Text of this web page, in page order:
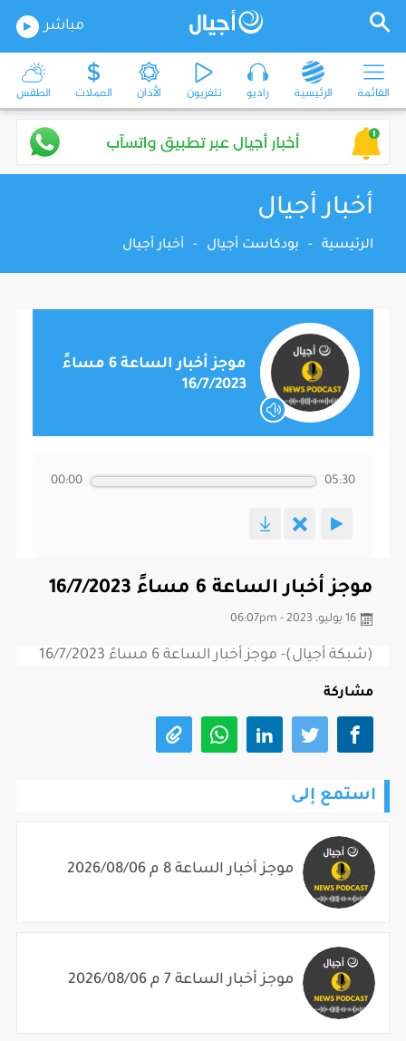
مباشر
القائمة الرئيسية راديو تلفزيون الأذان العملات الطقس
أخبار أجيال
الرئيسية - بودكاست أجيال - أخبار أجيال
موجز أخبار الساعة 6 مساءً
16/7/2023
00:00 05:30
موجز أخبار الساعة 6 مساءً 16/7/2023
16 يوليو، 2023 - 06:07pm
(شبكة أجيال)- موجز أخبار الساعة 6 مساءً 16/7/2023
مشاركة
استمع إلى
موجز أخبار الساعة 8 م 2026/08/06
موجز أخبار الساعة 7 م 2026/08/06